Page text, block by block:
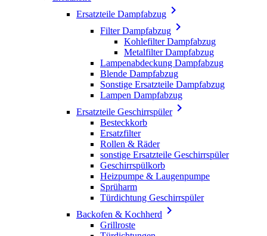
Ersatzteile Dampfabzug 
Filter Dampfabzug 
Kohlefilter Dampfabzug
Metalfilter Dampfabzug
Lampenabdeckung Dampfabzug
Blende Dampfabzug
Sonstige Ersatzteile Dampfabzug
Lampen Dampfabzug
Ersatzteile Geschirrspüler
Besteckkorb
Ersatzfilter
Rollen & Räder
sonstige Ersatzteile Geschirrspüler
Geschirrspülkorb
Heizpumpe & Laugenpumpe
Sprüharm
Türdichtung Geschirrspüler
Backofen & Kochherd 
Grillroste